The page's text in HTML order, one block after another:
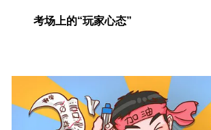
考场上的“玩家心态”